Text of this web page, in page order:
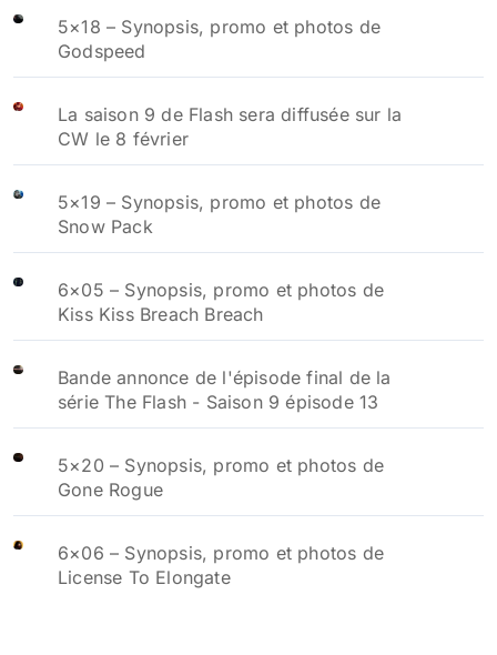
5×18 – Synopsis, promo et photos de
Godspeed
La saison 9 de Flash sera diffusée sur la
CW le 8 février
5×19 – Synopsis, promo et photos de
Snow Pack
6×05 – Synopsis, promo et photos de
Kiss Kiss Breach Breach
Bande annonce de l'épisode final de la
série The Flash - Saison 9 épisode 13
5×20 – Synopsis, promo et photos de
Gone Rogue
6×06 – Synopsis, promo et photos de
License To Elongate